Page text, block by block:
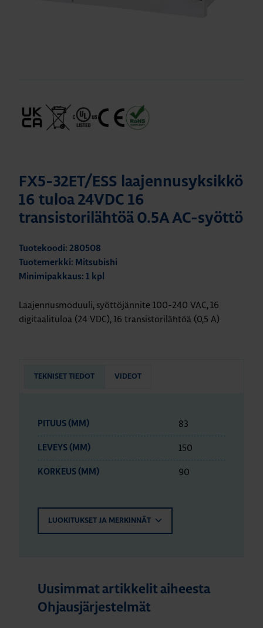
FX5-32ET/ESS laajennusyksikkö
16 tuloa 24VDC 16
transistorilähtöä 0.5A AC-syöttö
Tuotekoodi: 280508
Tuotemerkki: Mitsubishi
Minimipakkaus: 1 kpl
Laajennusmoduuli, syöttöjännite 100-240 VAC, 16
digitaalituloa (24 VDC), 16 transistorilähtöä (0,5 A)
TEKNISET TIEDOT VIDEOT
PITUUS (MM) 83
LEVEYS (MM) 150
KORKEUS (MM) 90
LUOKITUKSET JA MERKINNÄT
Uusimmat artikkelit aiheesta
Ohjausjärjestelmät